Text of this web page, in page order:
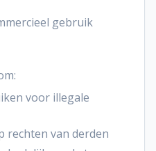
gebruik
voor illegale
rechten van derden